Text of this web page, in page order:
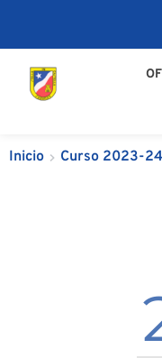
Inicio Curso 2023-24